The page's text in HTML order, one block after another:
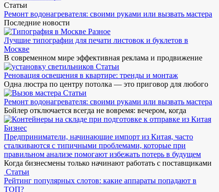
Статьи
Ремонт водонагревателя: своими руками или вызвать мастера
Последние новости
Разное
Лучшие типографии для печати листовок и буклетов в
Москве
В современном мире эффективная реклама и продвижение
Статьи
Реновация освещения в квартире: тренды и монтаж
Одна люстра по центру потолка — это приговор для любого
Статьи
Ремонт водонагревателя: своими руками или вызвать мастера
Бойлер отключается всегда не вовремя: вечером, когда
Бизнес
Предприниматели, начинающие импорт из Китая, часто
сталкиваются с типичными проблемами, которые при
правильном анализе помогают избежать потерь в будущем
Когда бизнесмены только начинают работать с поставщиками
Статьи
Рейтинг популярных слотов: какие аппараты попадают в
ТОП?